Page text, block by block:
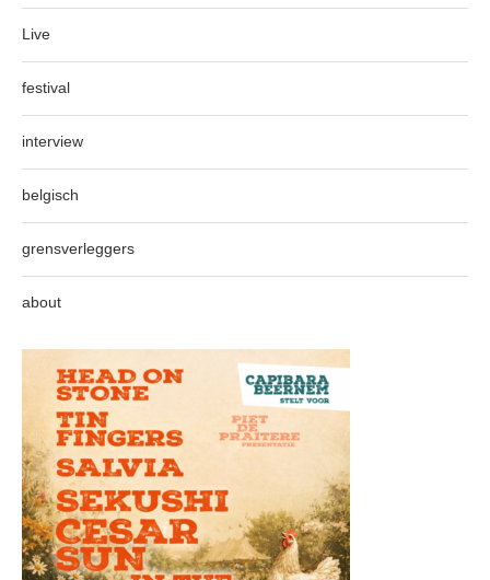
Live
festival
interview
belgisch
grensverleggers
about